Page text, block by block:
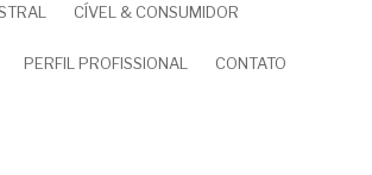
CÍVEL & CONSUMIDOR
PERFIL PROFISSIONAL CONTATO